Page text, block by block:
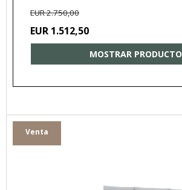
EUR 2.750,00
EUR 1.512,50
MOSTRAR PRODUCTO
Venta